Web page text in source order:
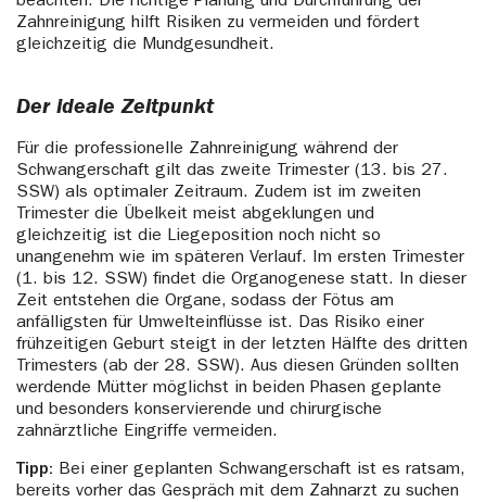
Zahnreinigung hilft Risiken zu vermeiden und fördert
gleichzeitig die Mundgesundheit.
Der ideale Zeitpunkt
Für die professionelle Zahnreinigung während der
Schwangerschaft gilt das zweite Trimester (13. bis 27.
SSW) als optimaler Zeitraum. Zudem ist im zweiten
Trimester die Übelkeit meist abgeklungen und
gleichzeitig ist die Liegeposition noch nicht so
unangenehm wie im späteren Verlauf. Im ersten Trimester
(1. bis 12. SSW) findet die Organogenese statt. In dieser
Zeit entstehen die Organe, sodass der Fötus am
anfälligsten für Umwelteinflüsse ist. Das Risiko einer
frühzeitigen Geburt steigt in der letzten Hälfte des dritten
Trimesters (ab der 28. SSW). Aus diesen Gründen sollten
werdende Mütter möglichst in beiden Phasen geplante
und besonders konservierende und chirurgische
zahnärztliche Eingriffe vermeiden.
Tipp: Bei einer geplanten Schwangerschaft ist es ratsam,
bereits vorher das Gespräch mit dem Zahnarzt zu suchen